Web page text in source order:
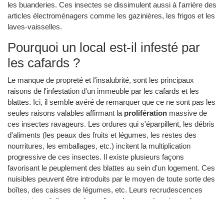
les buanderies. Ces insectes se dissimulent aussi à l'arrière des
articles électroménagers comme les gazinières, les frigos et les
laves-vaisselles.
Pourquoi un local est-il infesté par
les cafards ?
Le manque de propreté et l'insalubrité, sont les principaux
raisons de l'infestation d'un immeuble par les cafards et les
blattes. Ici, il semble avéré de remarquer que ce ne sont pas les
seules raisons valables affirmant la prolifération massive de
ces insectes ravageurs. Les ordures qui s'éparpillent, les débris
d'aliments (les peaux des fruits et légumes, les restes des
nourritures, les emballages, etc.) incitent la multiplication
progressive de ces insectes. Il existe plusieurs façons
favorisant le peuplement des blattes au sein d'un logement. Ces
nuisibles peuvent être introduits par le moyen de toute sorte des
boîtes, des caisses de légumes, etc. Leurs recrudescences